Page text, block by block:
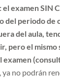
el examen SIN
del periodo de
del aula,
pero el mismo
examen
ya no podrán